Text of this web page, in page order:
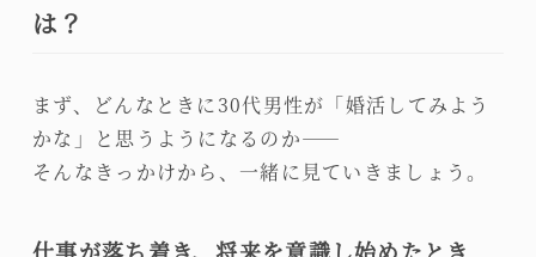
は？
まず、どんなときに30代男性が「婚活してみよう
かな」と思うようになるのか――
そんなきっかけから、一緒に見ていきましょう。